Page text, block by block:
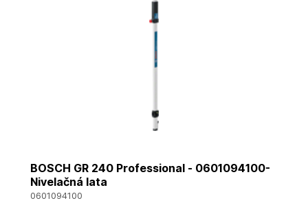
BOSCH GR 240 Professional - 0601094100-
Nivelačná lata
0601094100